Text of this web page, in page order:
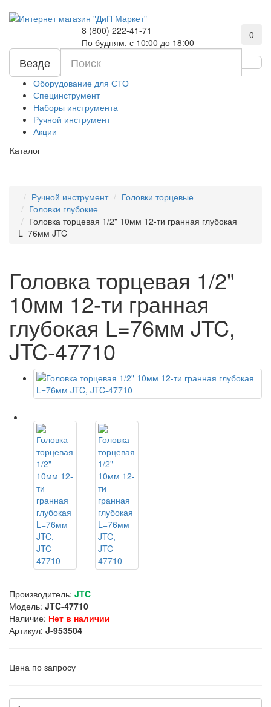
8 (800) 222-41-71
По будням, с 10:00 до 18:00
0
Везде
Оборудование для СТО
Специнструмент
Наборы инструмента
Ручной инструмент
Акции
Каталог
Ручной инструмент
Головки торцевые
Головки глубокие
Головка торцевая 1/2" 10мм 12-ти гранная глубокая
L=76мм JTC
Головка торцевая 1/2"
10мм 12-ти гранная
глубокая L=76мм JTC,
JTC-47710
Производитель: JTC
Модель: JTC-47710
Наличие: Нет в наличии
Артикул: J-953504
Цена по запросу